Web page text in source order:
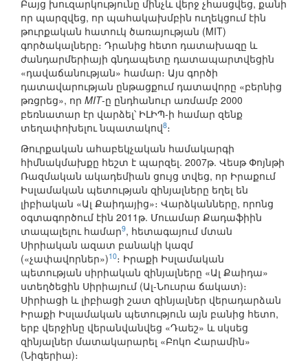
Բայց խուզարկությունը մինչև վերջ չհասցվեց, քանի
որ պարզվեց, որ պահակախմբին ուղեկցում էին
թուրքական հատուկ ծառայության (MIT)
գործակալները։ Դրանից հետո դատախազը և
ժանդարմերիայի գնդապետը դատապարտվեցին
«դավաճանության» համար։ Այս գործի
դատավարության ընթացքում դատավորը «բերնից
թռցրեց», որ MIT-ը ընդհանուր առմամբ 2000
բեռնատար էր վարձել՝ ԻԼԻՊ-ի համար զենք
տեղափոխելու նպատակով8։
Թուրքական ահաբեկչական համակարգի
հիմնակմախքը հեշտ է պարզել. 2007թ. Վեսթ Փոյնթի
Ռազմական ակադեմիան ցույց տվեց, որ Իրաքում
Իսլամական պետության զինյալները եղել են
լիբիական «Ալ Քաիդայից»։ Վարձկանները, որոնց
օգտագործում էին 2011թ. Մուամար Քադաֆիին
տապալելու համար9, հետագայում մտան
Սիրիական ազատ բանակի կազմ
(«չափավորներ»)10։ Իրաքի Իսլամական
պետության սիրիական զինյալները «Ալ Քաիդա»
ստեղծեցին Սիրիայում (Ալ-Նուսրա ճակատ)։
Սիրիացի և լիբիացի շատ զինյալներ վերադարձան
Իրաքի Իսլամական պետություն այն բանից հետո,
երբ վերջինը վերանվանվեց «Դաեշ» և սկսեց
զինյալներ մատակարարել «Բոկո Հարամին»
(Նիգերիա)։